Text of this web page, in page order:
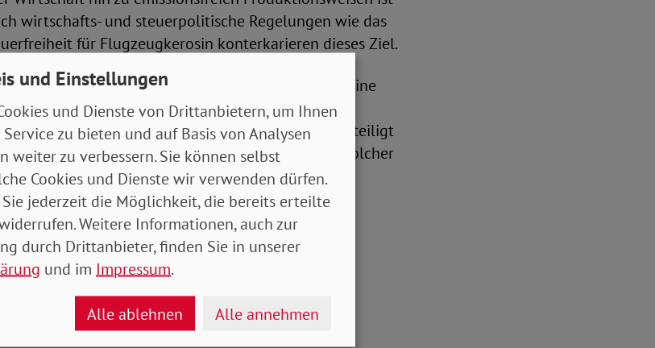
wirtschafts- und steuerpolitische Regelungen wie das
für Flugzeugkerosin konterkarieren dieses Ziel.
sorgen für Marktverzerrung. Deshalb braucht eine
Klimapolitik in dieser Legislaturperiode einen
klima­schädliche Subventionen. Der SoVD beteiligt
konkrete, EU-weite Maßnahmen für das Ende solcher
Forderungen für eine faire, am Klimaschutz
und Einstellungen
und Dienste von Drittanbietern, um Ihnen
zu bieten und auf Basis von Analysen
weiter zu verbessern. Sie können selbst
Cookies und Dienste wir verwenden dürfen.
jederzeit die Möglichkeit, die bereits erteilte
Weitere Informationen, auch zur
durch Drittanbieter, finden Sie in unserer
und im Impressum.
Alle ablehnen Alle annehmen